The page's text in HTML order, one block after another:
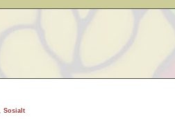
, Sosialt